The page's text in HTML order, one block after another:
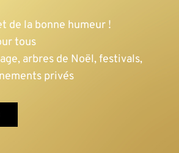
de la bonne humeur !
tous
arbres de Noël, festivals,
privés